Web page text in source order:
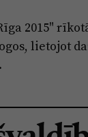
2015"
lietojot